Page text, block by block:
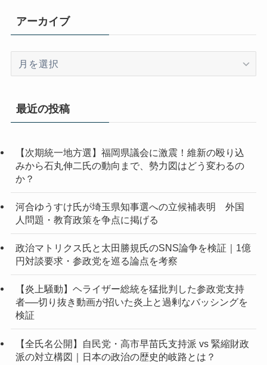
アーカイブ
イ
最近の投稿
【次期統一地方選】福岡県議会に激震！維新の殴り込
みから石丸伸二氏の動向まで、勢力図はどう変わるの
か？
河合ゆうすけ氏が埼玉県知事選への立候補表明 外国
人問題・教育政策を争点に掲げる
政治マトリクス氏と太田勝規氏のSNS論争を検証｜1億
円対談要求・参政党を巡る論点を考察
【炎上騒動】ヘライザー総統を猛批判した参政党支持
者──切り抜き動画が招いた炎上と過剰なバッシングを
検証
【全氏名公開】自民党・高市早苗氏支持派 vs 緊縮財政
派の対立構図｜日本の政治の歴史的岐路とは？